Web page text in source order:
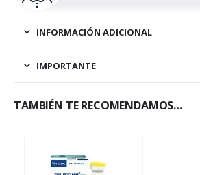
INFORMACIÓN ADICIONAL
IMPORTANTE
TAMBIÉN TE RECOMENDAMOS…